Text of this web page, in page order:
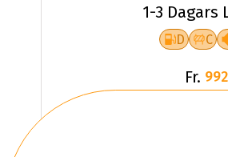
1-3 Dagars
D C
Fr.